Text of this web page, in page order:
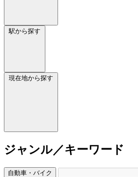
駅から探す
現在地から探す
ジャンル／キーワード
自動車・バイク